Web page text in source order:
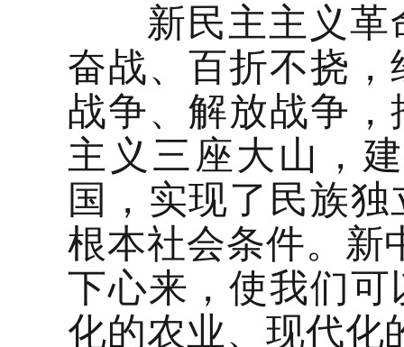
新民主主义革
奋战、百折不挠
战争、解放战争
主义三座大山，
国，实现了民族
根本社会条件。新
下心来，使我们
化的农业、现代化